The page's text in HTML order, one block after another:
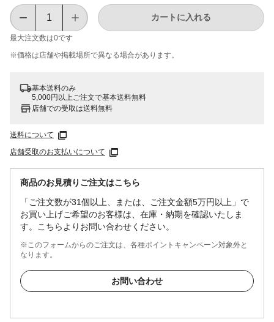
最大注文数は0です
カートに入れる
※価格は​店舗や​掲載場所で​異なる​場合が​あります。
基本送料のみ
5,000円以上ご注文で基本送料無料
店舗での受取は送料無料
送料について
店舗受取のお支払いについて
商品のお見積りご注文はこちら
「ご注文数が31個以上、または、ご注文金額5万円以上」で
お買い上げご希望のお客様は、在庫・納期を確認いたしま
す。こちらよりお問い合わせください。
※このフォームからのご注文は、各種ポイントキャンペーン対象外と
なります。
お問い合わせ